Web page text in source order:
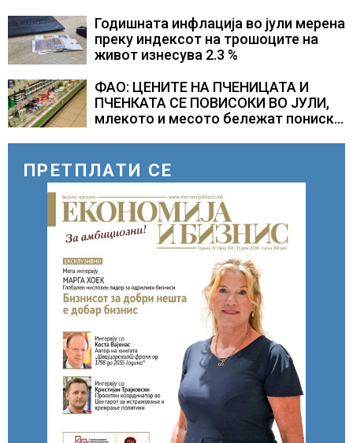
Годишната инфлација во јули мерена
преку индексот на трошоците на
живот изнесува 2.3 %
ФАО: ЦЕНИТЕ НА ПЧЕНИЦАТА И
ПЧЕНКАТА СЕ ПОВИСОКИ ВО ЈУЛИ,
млекото и месото бележат пониски
ПРЕТПЛАТИ СЕ